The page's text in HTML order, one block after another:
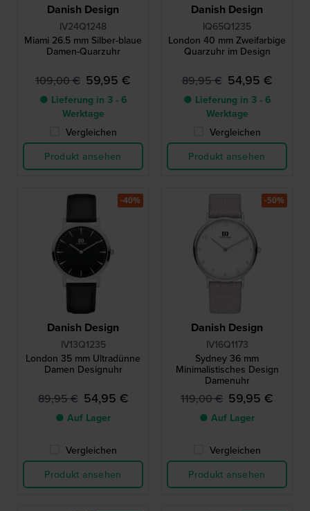
Danish Design
IV24Q1248
Miami 26.5 mm Silber-blaue
Damen-Quarzuhr
109,00 € 59,95 €
● Lieferung in 3 - 6
Werktage
Vergleichen
Produkt ansehen
Danish Design
IQ65Q1235
London 40 mm Zweifarbige
Quarzuhr im Design
89,95 € 54,95 €
● Lieferung in 3 - 6
Werktage
Vergleichen
Produkt ansehen
Danish Design
IV13Q1235
London 35 mm Ultradünne
Damen Designuhr
89,95 € 54,95 €
● Auf Lager
Vergleichen
Produkt ansehen
-40%
Danish Design
IV16Q1173
Sydney 36 mm
Minimalistisches Design
Damenuhr
119,00 € 59,95 €
● Auf Lager
Vergleichen
Produkt ansehen
-50%